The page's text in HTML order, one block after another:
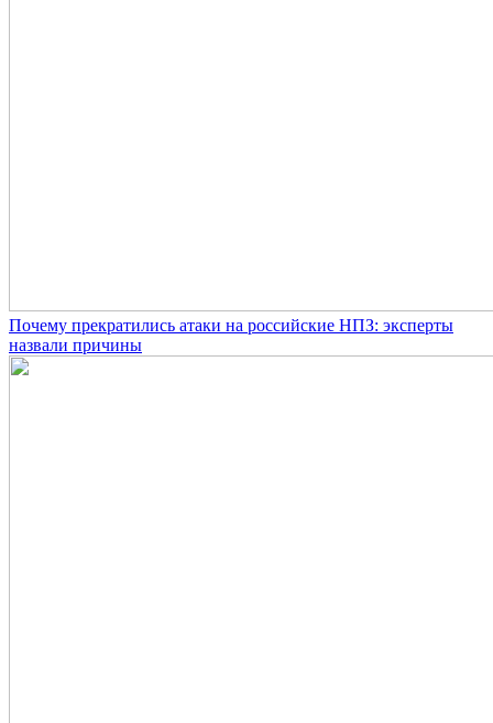
Почему прекратились атаки на российские НПЗ: эксперты
назвали причины